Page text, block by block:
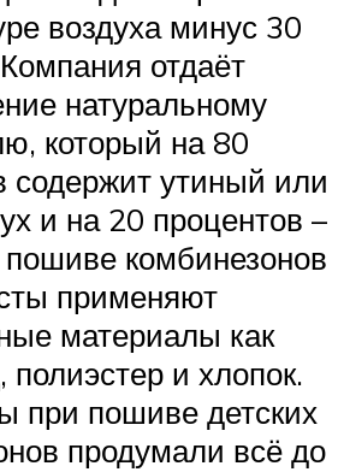
воздуха минус 30
отдаёт
натуральному
который на 80
содержит утиный или
и на 20 процентов –
комбинезонов
применяют
материалы как
и хлопок.
при пошиве детских
продумали всё до